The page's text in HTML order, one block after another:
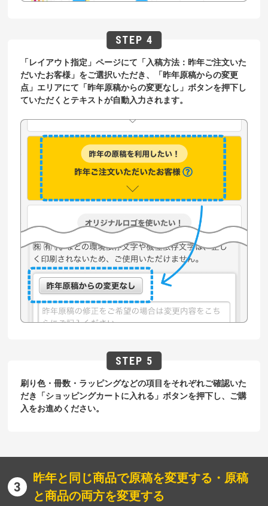
「レイアウト指定」ページにて「入稿方法：昨年ご注文いた
だいたお客様」をご選択いただき、「昨年原稿からの変更
点」エリアにて「昨年原稿からの変更なし」ボタンを押下し
ていただくとテキストが自動入力されます。
刷り色・冊数・ラッピングなどの項目をそれぞれご確認いた
だき「ショッピングカートに入れる」ボタンを押下し、ご購
入をお進めください。
昨年と同じ商品で原稿を変更する・原稿
と商品の両方を変更する